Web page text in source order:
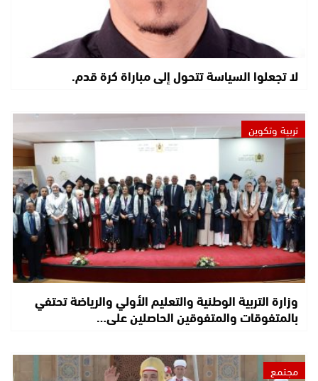
لا تجعلوا السياسة تتحول إلى مباراة كرة قدم.
تربية وتكوين
وزارة التربية الوطنية والتعليم الأولي والرياضة تحتفي
بالمتفوقات والمتفوقين الحاصلين على…
مجتمع